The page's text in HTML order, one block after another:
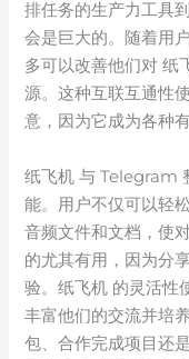
排任务的生产力工具
会是巨大的。随着用
多可以改善他们对 纸
源。这种互联互通性
意，因为它成为各种
纸飞机 与 Telegram
能。用户不仅可以轻
音频文件和文档，使
的尤其有用，因为分
验。纸飞机 的灵活性
丰富他们的交流并培
包、合作完成项目还